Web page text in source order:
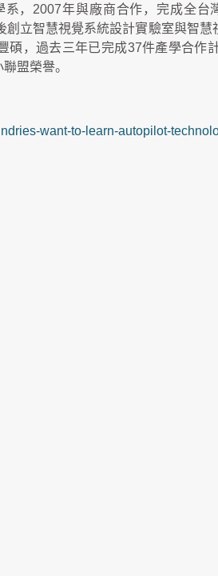
，2007年與廠商合作，完成全台
立智慧視覺系統設計實驗室與智慧
碩，過去三年已完成37件產學合作
盟榮譽。
want-to-learn-autopilot-